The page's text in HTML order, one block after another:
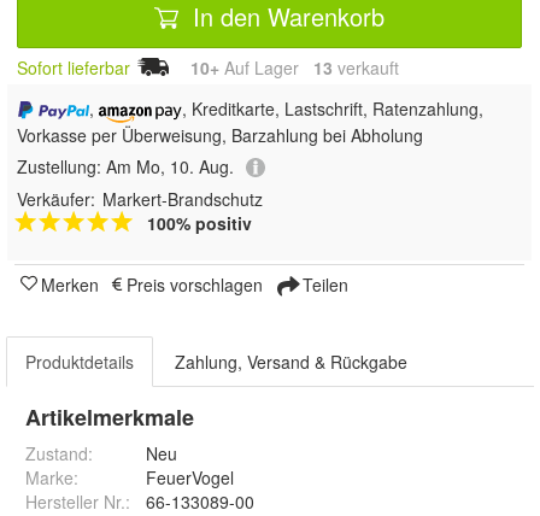
In den Warenkorb
Sofort lieferbar 10+ Auf Lager 13 verkauft
,
, Kreditkarte, Lastschrift, Ratenzahlung,
Vorkasse per Überweisung, Barzahlung bei Abholung
Zustellung: Am Mo, 10. Aug.
Verkäufer: Markert-Brandschutz
100% positiv
Merken Preis vorschlagen Teilen
Produktdetails Zahlung, Versand & Rückgabe
Artikelmerkmale
Zustand:
Neu
Marke:
FeuerVogel
Hersteller Nr.:
66-133089-00